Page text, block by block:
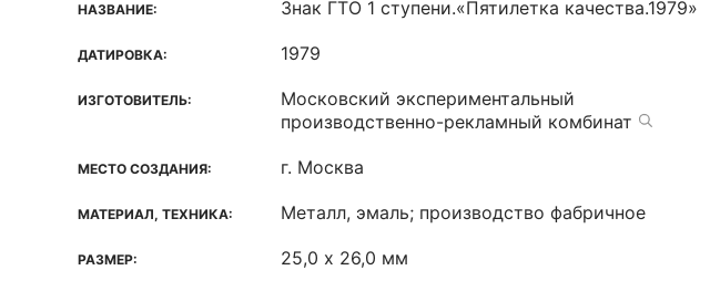
НАЗВАНИЕ: Знак ГТО 1 ступени.«Пятилетка качества.1979»
ДАТИРОВКА: 1979
ИЗГОТОВИТЕЛЬ:
Московский экспериментальный
производственно-рекламный комбинат
МЕСТО СОЗДАНИЯ: г. Москва
МАТЕРИАЛ, ТЕХНИКА: Металл, эмаль; производство фабричное
РАЗМЕР: 25,0 х 26,0 мм